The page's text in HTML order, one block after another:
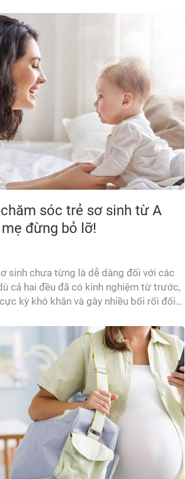
nặng tiêu chuẩn để theo dõi tình...
sóc trẻ sơ sinh từ A
đừng bỏ lỡ!
sinh chưa từng là dễ dàng đối với các
cả hai đều đã có kinh nghiệm từ trước,
kỳ khó khăn và gây nhiều bối rối đối
sẽ cung cấp...